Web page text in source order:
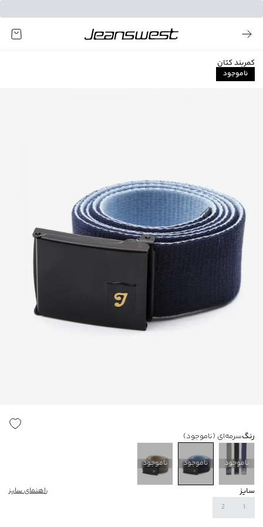
کمربند کتان
ناموجود
رنگسرمه‌ای (ناموجود)
ناموجود ناموجود ناموجود
سایز
راهنمای سایز
1
2